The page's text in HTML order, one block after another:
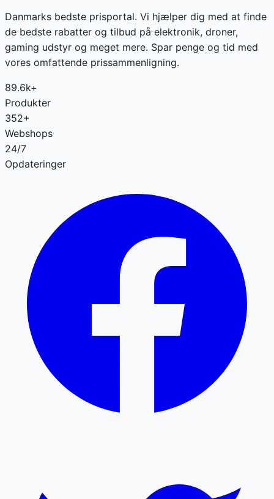
Danmarks bedste prisportal. Vi hjælper dig med at finde
de bedste rabatter og tilbud på elektronik, droner,
gaming udstyr og meget mere. Spar penge og tid med
vores omfattende prissammenligning.
89.6k+
Produkter
352+
Webshops
24/7
Opdateringer